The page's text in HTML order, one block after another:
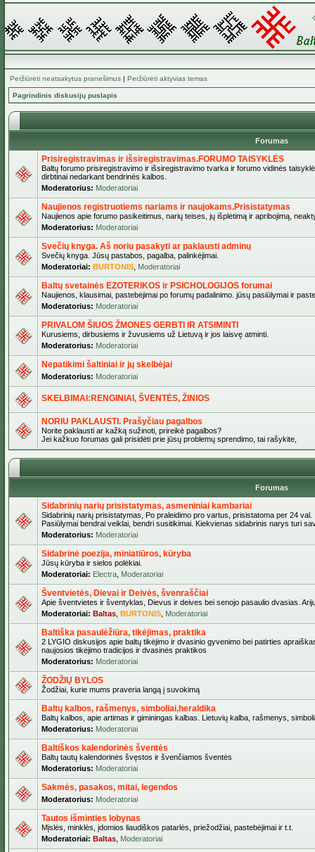
Peržiūrėti neatsakytus pranešimus | Peržiūrėti aktyvias temas
Pagrindinis diskusijų puslapis
Forumas
Prisiregistravimas ir išsiregistravimas.FORUMO TAISYKLĖS
Baltų forumo prisiregistravimo ir išsiregistravimo tvarka ir forumo vidinės
dirbtinai nedarkant bendrinės kalbos.
Moderatorius: Moderatoriai
Naujienos registruotiems nariams ir naujokams.Prisistatymas
Naujienos apie forumo pasikeitimus, narių teises, jų išplėtimą ir apribojimą,
Moderatorius: Moderatoriai
Svečių knyga. Aš noriu pasakyti ar paklausti adminų
Svečių knyga. Jūsų pastabos, pagalba, palinkėjimai.
Moderatoriai: BURTONIS Moderatoriai
Baltų svetainės EZOTERIKOS ir PSICHOLOGIJOS forumai
Naujienos, klausimai, pastebėjimai po forumų padalinimo. jūsų pasiūlymai ir
Moderatorius: Moderatoriai
PRIVALOM ŠIUOS ŽMONES GERBTI IR ATSIMINTI
Kurusiems, dirbusiems ir žuvusiems už Lietuvą ir jos laisvę atminti.
Moderatorius: Moderatoriai
Nepatikimi šaltiniai ir jų skelbėjai
Moderatorius: Moderatoriai
SKELBIMAI:RENGINIAI, ŠVENTĖS, ŽINIOS
NORIU PAKLAUSTI. Prašyčiau pagalbos
Norite paklausti ar kažką sužinoti, prireikė pagalbos?
Jei kažkuo forumas gali prisidėti prie jūsų problemų sprendimo, tai rašykite,
Forumas
Sidabrinių narių prisistatymas, asmeniniai kambariai
Sidabrinių narių prisistatymas, Po praleidimo pro vartus, prisistatoma per 24 val.
Pasiūlymai bendrai veiklai, bendri susitikimai. Kiekvienas sidabrinis narys turi
Moderatorius: Moderatoriai
Sidabrinė poezija, miniatiūros, kūryba
Jūsų kūryba ir sielos polėkiai.
Moderatoriai: Electra Moderatoriai
Šventvietės, Dievai ir Deivės, švenraščiai
Apie šventvietes ir šventyklas, Dievus ir deives bei senojo pasaulio dvasias.
Moderatoriai: Baltas BURTONIS Moderatoriai
Baltiška pasaulėžiūra, tikėjimas, praktika
2 LYGIO diskusijos apie baltų tikėjimo ir dvasinio gyvenimo bei patirties
naujosios tikėjimo tradicijos ir dvasinės praktikos
Moderatorius: Moderatoriai
ŽODŽIŲ BYLOS
Žodžiai, kurie mums praveria langą į suvokimą
Baltų kalbos, rašmenys, simboliai,heraldika
Baltų kalbos, apie artimas ir giminingas kalbas. Lietuvių kalba, rašmenys,
Moderatorius: Moderatoriai
Baltiškos kalendorinės šventės
Baltų tautų kalendorinės švęstos ir švenčiamos šventės
Moderatorius: Moderatoriai
Sakmės, pasakos, mitai, legendos
Moderatorius: Moderatoriai
Tautos išminties lobynas
Mįslės, minklės, įdomios liaudiškos patarlės, priežodžiai, pastebėjimai ir t.t.
Moderatoriai: Baltas Moderatoriai